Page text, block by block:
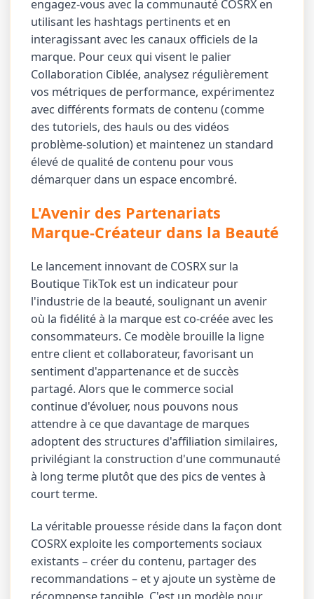
engagez-vous avec la communauté COSRX en
utilisant les hashtags pertinents et en
interagissant avec les canaux officiels de la
marque. Pour ceux qui visent le palier
Collaboration Ciblée, analysez régulièrement
vos métriques de performance, expérimentez
avec différents formats de contenu (comme
des tutoriels, des hauls ou des vidéos
problème-solution) et maintenez un standard
élevé de qualité de contenu pour vous
démarquer dans un espace encombré.
L'Avenir des Partenariats
Marque-Créateur dans la Beauté
Le lancement innovant de COSRX sur la
Boutique TikTok est un indicateur pour
l'industrie de la beauté, soulignant un avenir
où la fidélité à la marque est co-créée avec les
consommateurs. Ce modèle brouille la ligne
entre client et collaborateur, favorisant un
sentiment d'appartenance et de succès
partagé. Alors que le commerce social
continue d'évoluer, nous pouvons nous
attendre à ce que davantage de marques
adoptent des structures d'affiliation similaires,
privilégiant la construction d'une communauté
à long terme plutôt que des pics de ventes à
court terme.
La véritable prouesse réside dans la façon dont
COSRX exploite les comportements sociaux
existants – créer du contenu, partager des
recommandations – et y ajoute un système de